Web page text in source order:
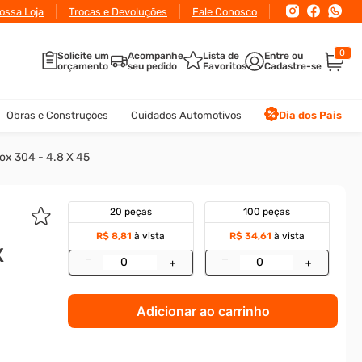
Loja Trocas e Devoluções Fale Conosco
Solicite um
orçamento
Acompanhe
seu pedido
Lista de
Favoritos
0
Obras e Construções Cuidados Automotivos Dia dos Pais
304 - 4.8 X 45
20 peças
R$ 8,81 à vista
– +
100 peças
R$ 34,61 à vista
– +
Adicionar ao carrinho